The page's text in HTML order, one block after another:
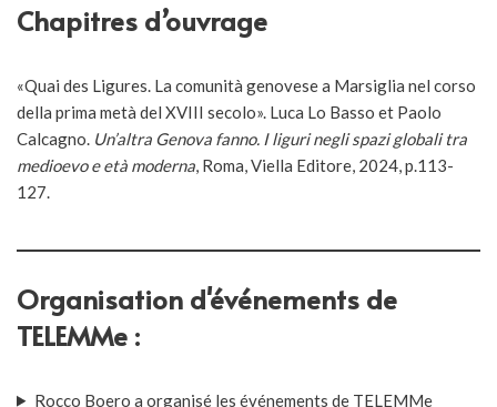
Chapitres d’ouvrage
«Quai des Ligures. La comunità genovese a Marsiglia nel corso
della prima metà del XVIII secolo». Luca Lo Basso et Paolo
Calcagno. Un’altra Genova fanno. I liguri negli spazi globali tra
medioevo e età moderna, Roma, Viella Editore, 2024, p.113-
127.
Organisation d'événements de
TELEMMe :
Rocco Boero a organisé les événements de TELEMMe